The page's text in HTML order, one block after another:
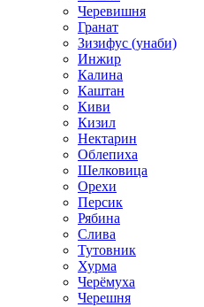
Черевишня
Гранат
Зизифус (унаби)
Инжир
Калина
Каштан
Киви
Кизил
Нектарин
Облепиха
Шелковица
Орехи
Персик
Рябина
Слива
Тутовник
Хурма
Черёмуха
Черешня